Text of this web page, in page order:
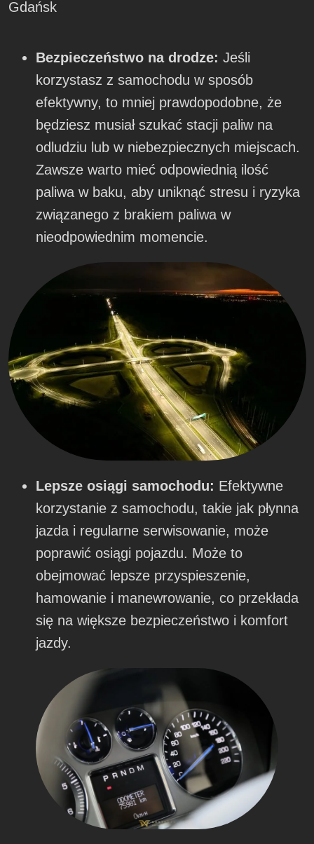
Gdańsk
Bezpieczeństwo na drodze:Jeśli
korzystasz z samochodu w sposób
efektywny, to mniej prawdopodobne, że
będziesz musiał szukać stacji paliw na
odludziu lub w niebezpiecznych miejscach.
Zawsze warto mieć odpowiednią ilość
paliwa w baku, aby uniknąć stresu i ryzyka
związanego z brakiem paliwa w
nieodpowiednim momencie.
Lepsze osiągi samochodu: Efektywne
korzystanie z samochodu, takie jak płynna
jazda i regularne serwisowanie, może
poprawić osiągi pojazdu. Może to
obejmować lepsze przyspieszenie,
hamowanie i manewrowanie, co przekłada
się na większe bezpieczeństwo i komfort
jazdy.